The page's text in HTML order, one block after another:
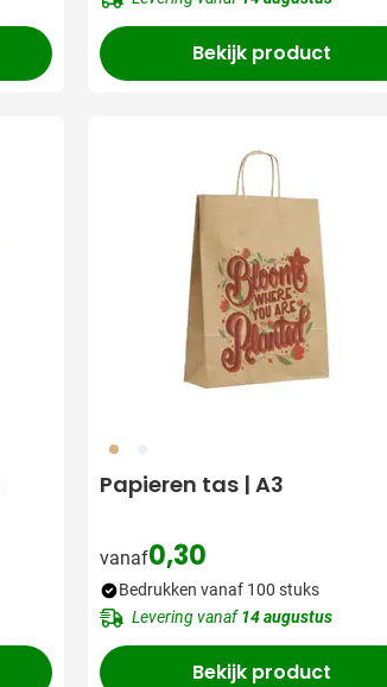
Bekijk product
011
Papieren tas | A3
vanaf0,30
Bedrukken vanaf 100 stuks
Levering vanaf14 augustus
Bekijk product